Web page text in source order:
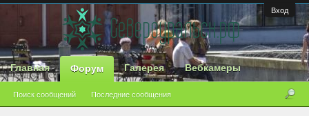
Вход
Главная Форум
Поиск сообщений Последние сообщения
Галерея Вебкамеры